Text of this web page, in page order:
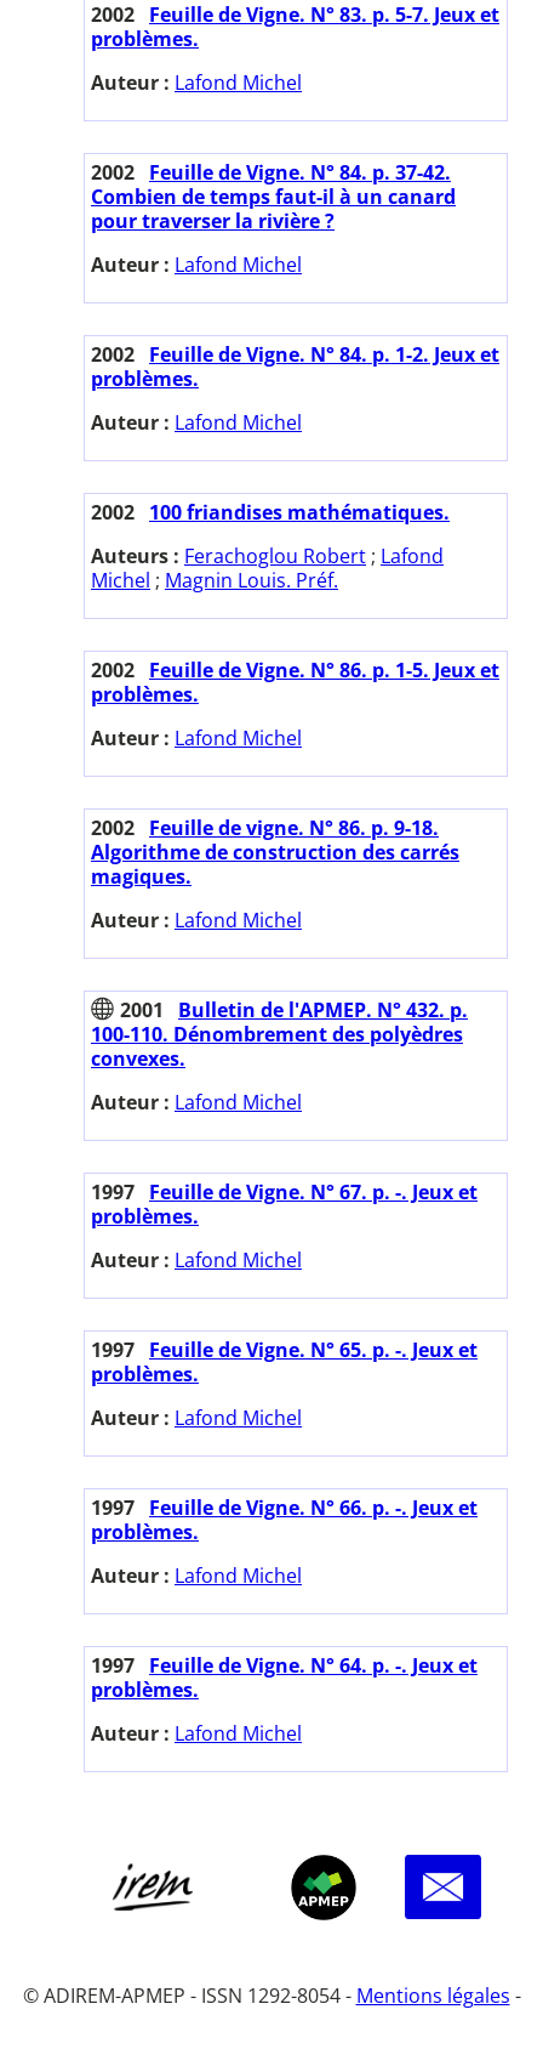
2002 Feuille de Vigne. N° 83. p. 5-7. Jeux et
problèmes.
Auteur : Lafond Michel
2002 Feuille de Vigne. N° 84. p. 37-42.
Combien de temps faut-il à un canard
pour traverser la rivière ?
Auteur : Lafond Michel
2002 Feuille de Vigne. N° 84. p. 1-2. Jeux et
problèmes.
Auteur : Lafond Michel
2002 100 friandises mathématiques.
Auteurs : Ferachoglou Robert ; Lafond
Michel ; Magnin Louis. Préf.
2002 Feuille de Vigne. N° 86. p. 1-5. Jeux et
problèmes.
Auteur : Lafond Michel
2002 Feuille de vigne. N° 86. p. 9-18.
Algorithme de construction des carrés
magiques.
Auteur : Lafond Michel
2001
Bulletin de l'APMEP. N° 432. p.
100-110. Dénombrement des polyèdres
convexes.
Auteur : Lafond Michel
1997 Feuille de Vigne. N° 67. p. -. Jeux et
problèmes.
Auteur : Lafond Michel
1997 Feuille de Vigne. N° 65. p. -. Jeux et
problèmes.
Auteur : Lafond Michel
1997 Feuille de Vigne. N° 66. p. -. Jeux et
problèmes.
Auteur : Lafond Michel
1997 Feuille de Vigne. N° 64. p. -. Jeux et
problèmes.
Auteur : Lafond Michel
© ADIREM-APMEP - ISSN 1292-8054 - Mentions légales -